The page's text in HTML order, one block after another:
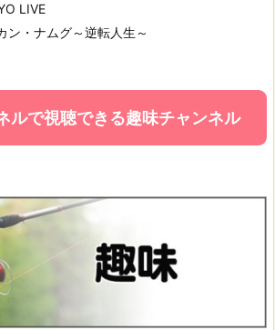
LIVE
ン・ナムグ～逆転人生～
ルで視聴できる趣味チャンネル